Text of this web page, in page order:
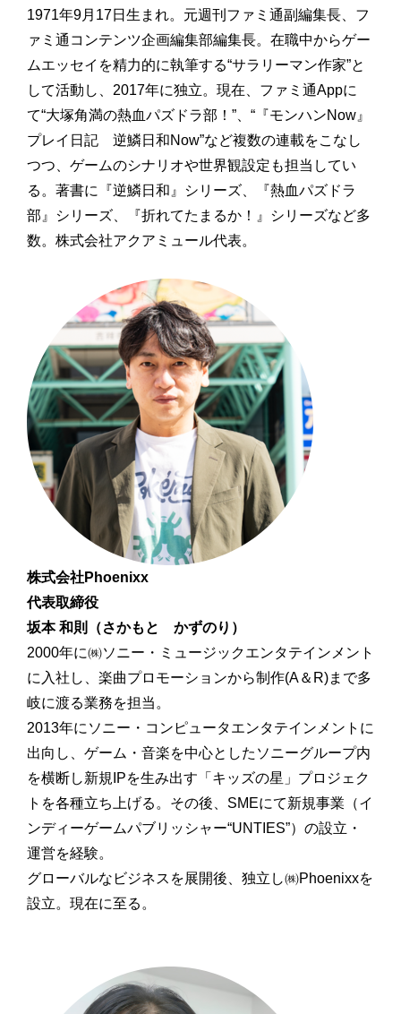
1971年9月17日生まれ。元週刊ファミ通副編集長、フ
ァミ通コンテンツ企画編集部編集長。在職中からゲー
ムエッセイを精力的に執筆する“サラリーマン作家”と
して活動し、2017年に独立。現在、ファミ通Appに
て“大塚角満の熱血パズドラ部！”、“『モンハンNow』
プレイ日記 逆鱗日和Now”など複数の連載をこなし
つつ、ゲームのシナリオや世界観設定も担当してい
る。著書に『逆鱗日和』シリーズ、『熱血パズドラ
部』シリーズ、『折れてたまるか！』シリーズなど多
数。株式会社アクアミュール代表。
株式会社Phoenixx
代表取締役
坂本 和則（さかもと かずのり）
2000年に㈱ソニー・ミュージックエンタテインメント
に入社し、楽曲プロモーションから制作(A＆R)まで多
岐に渡る業務を担当。
2013年にソニー・コンピュータエンタテインメントに
出向し、ゲーム・音楽を中心としたソニーグループ内
を横断し新規IPを生み出す「キッズの星」プロジェク
トを各種立ち上げる。その後、SMEにて新規事業（イ
ンディーゲームパブリッシャー“UNTIES”）の設立・
運営を経験。
グローバルなビジネスを展開後、独立し㈱Phoenixxを
設立。現在に至る。